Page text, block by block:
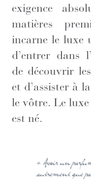
exigence
matières
incarne le luxe
d’entrer dans
de découvrir
et d’assister à
le vôtre. Le
est né.